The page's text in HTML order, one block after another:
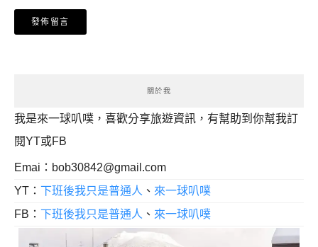
關於我
我是來一球叭噗，喜歡分享旅遊資訊，有幫助到你幫我訂
閱YT或FB
Emai： bob30842@gmail.com
YT： 下班後我只是普通人 、 來一球叭噗
FB： 下班後我只是普通人 、 來一球叭噗